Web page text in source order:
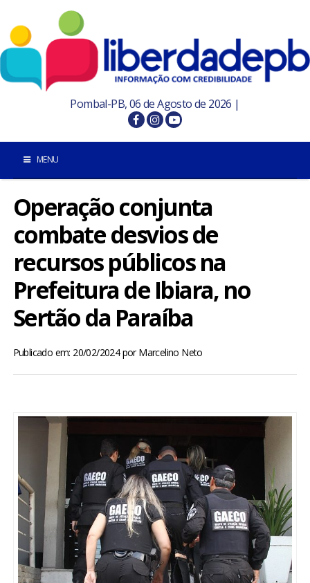
Pombal-PB, 06 de Agosto de 2026 |
MENU
INÍCIO
POMBAL E REGIÃO
BRASIL
MUNDO
ENTRETENIMENTO
ENQUETE
TV LPB
FOTOS
Operação conjunta
combate desvios de
recursos públicos na
Prefeitura de Ibiara, no
Sertão da Paraíba
Publicado em: 20/02/2024porMarcelino Neto